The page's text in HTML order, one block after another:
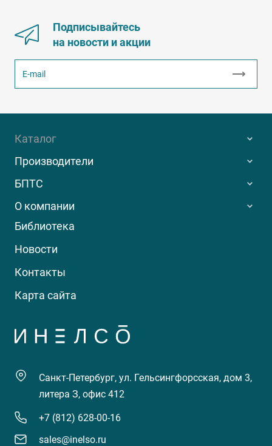
Подписывайтесь
на новости и акции
Каталог
Производители
БПТС
О компании
Библиотека
Новости
Контакты
Карта сайта
Санкт-Петербург, ул. Гельсингфорсская, дом 3,
литера З, офис 412
+7 (812) 628-00-16
sales@inelso.ru